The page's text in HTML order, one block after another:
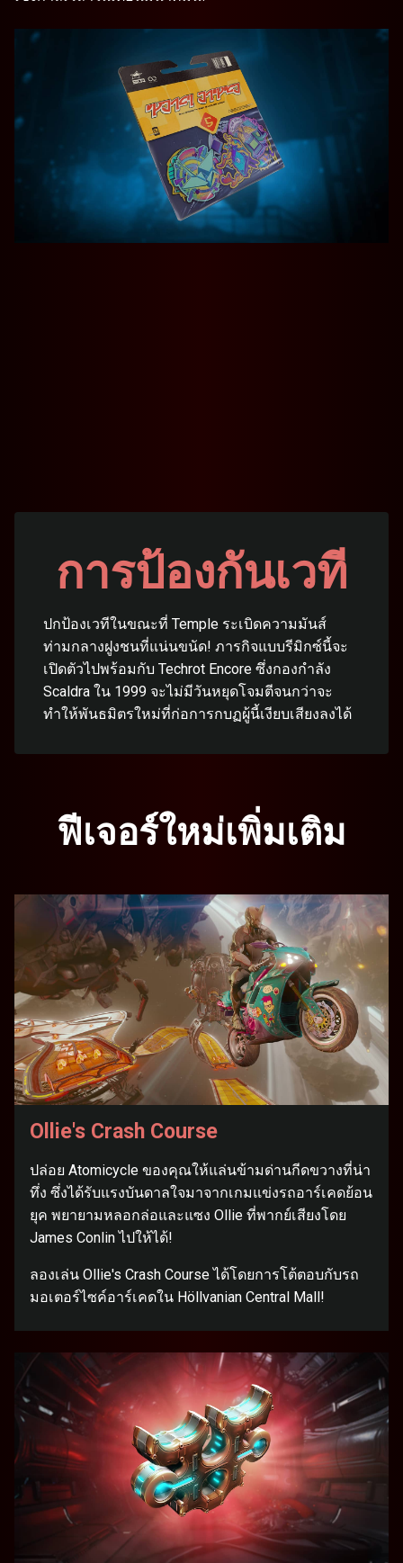
การป้องกันเวที
ปกป้องเวทีในขณะที่ Temple ระเบิดความมันส์
ท่ามกลางฝูงชนที่แน่นขนัด! ภารกิจแบบรีมิกซ์นี้จะ
เปิดตัวไปพร้อมกับ Techrot Encore ซึ่งกองกำลัง
Scaldra ใน 1999 จะไม่มีวันหยุดโจมตีจนกว่าจะ
ทำให้พันธมิตรใหม่ที่ก่อการกบฏผู้นี้เงียบเสียงลงได้
ฟีเจอร์ใหม่เพิ่มเติม
Ollie's Crash Course
ปล่อย Atomicycle ของคุณให้แล่นข้ามด่านกีดขวางที่น่า
ทึ่ง ซึ่งได้รับแรงบันดาลใจมาจากเกมแข่งรถอาร์เคดย้อน
ยุค พยายามหลอกล่อและแซง Ollie ที่พากย์เสียงโดย
James Conlin ไปให้ได้!
ลองเล่น Ollie's Crash Course ได้โดยการโต้ตอบกับรถ
มอเตอร์ไซค์อาร์เคดใน Höllvanian Central Mall!